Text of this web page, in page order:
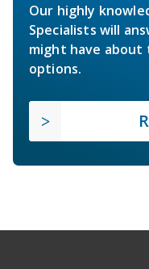
Our highly
Specialists will
might have about
options.